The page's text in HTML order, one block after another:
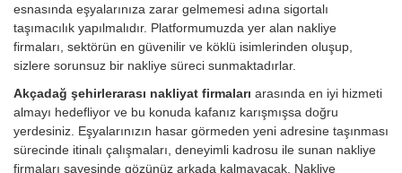
esnasında eşyalarınıza zarar gelmemesi adına sigortalı
taşımacılık yapılmalıdır. Platformumuzda yer alan nakliye
firmaları, sektörün en güvenilir ve köklü isimlerinden oluşup,
sizlere sorunsuz bir nakliye süreci sunmaktadırlar.
Akçadağ şehirlerarası nakliyat firmaları arasında en iyi hizmeti
almayı hedefliyor ve bu konuda kafanız karışmışsa doğru
yerdesiniz. Eşyalarınızın hasar görmeden yeni adresine taşınması
sürecinde itinalı çalışmaları, deneyimli kadrosu ile sunan nakliye
firmaları sayesinde gözünüz arkada kalmayacak. Nakliye